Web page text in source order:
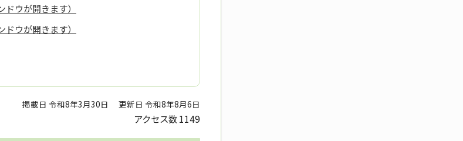
ウが開きます）
ウが開きます）
掲載日 令和8年3月30日 更新日 令和8年8月6日
アクセス数1149